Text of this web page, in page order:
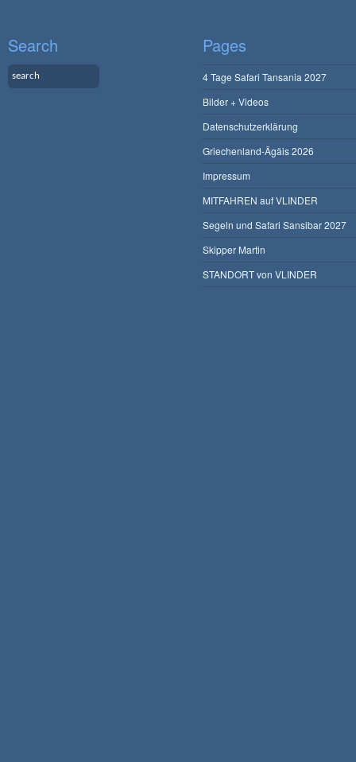
Search Pages
4 Tage Safari Tansania 2027
Bilder + Videos
Datenschutzerklärung
Griechenland-Ägäis 2026
Impressum
MITFAHREN auf VLINDER
Segeln und Safari Sansibar 2027
Skipper Martin
STANDORT von VLINDER